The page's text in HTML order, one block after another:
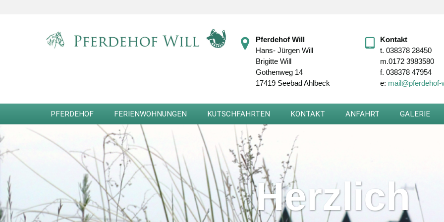
Pferdehof Will
Hans- Jürgen Will
Brigitte Will
Gothenweg 14
17419 Seebad Ahlbeck
Kontakt
t.038378 28450
m.0172 3983580
f.038378 47954
e: mail@pferdehof-
PFERDEHOF FERIENWOHNUNGEN KUTSCHFAHRTEN KONTAKT ANFAHRT GALERIE
Herzlich
Herzlich
Herzlich